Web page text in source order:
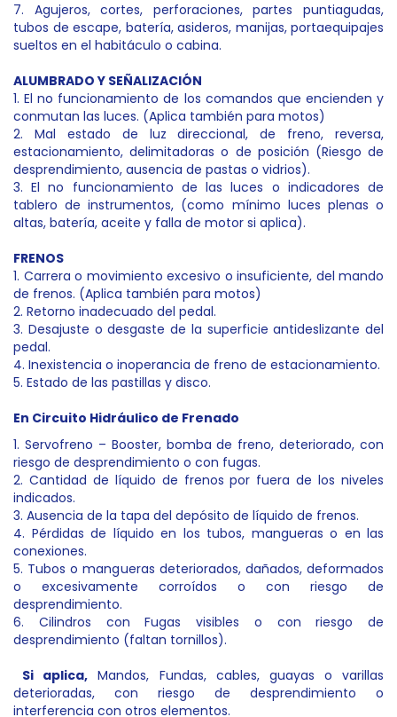
7. Agujeros, cortes, perforaciones, partes puntiagudas,
tubos de escape, batería, asideros, manijas, portaequipajes
sueltos en el habitáculo o cabina.
ALUMBRADO Y SEÑALIZACIÓN
1. El no funcionamiento de los comandos que encienden y
conmutan las luces. (Aplica también para motos)
2. Mal estado de luz direccional, de freno, reversa,
estacionamiento, delimitadoras o de posición (Riesgo de
desprendimiento, ausencia de pastas o vidrios).
3. El no funcionamiento de las luces o indicadores de
tablero de instrumentos, (como mínimo luces plenas o
altas, batería, aceite y falla de motor si aplica).
FRENOS
1. Carrera o movimiento excesivo o insuficiente, del mando
de frenos. (Aplica también para motos)
2. Retorno inadecuado del pedal.
3. Desajuste o desgaste de la superficie antideslizante del
pedal.
4. Inexistencia o inoperancia de freno de estacionamiento.
5. Estado de las pastillas y disco.
En Circuito Hidráulico de Frenado
1. Servofreno – Booster, bomba de freno, deteriorado, con
riesgo de desprendimiento o con fugas.
2. Cantidad de líquido de frenos por fuera de los niveles
indicados.
3. Ausencia de la tapa del depósito de líquido de frenos.
4. Pérdidas de líquido en los tubos, mangueras o en las
conexiones.
5. Tubos o mangueras deteriorados, dañados, deformados
o excesivamente corroídos o con riesgo de
desprendimiento.
6. Cilindros con Fugas visibles o con riesgo de
desprendimiento (faltan tornillos).
Si aplica, Mandos, Fundas, cables, guayas o varillas
deterioradas, con riesgo de desprendimiento o
interferencia con otros elementos.